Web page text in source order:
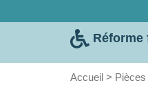
Accueil >